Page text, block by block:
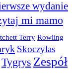
wydanie
mi mamo
Terry Rowling
Skoczylas
Tygrys Zespół